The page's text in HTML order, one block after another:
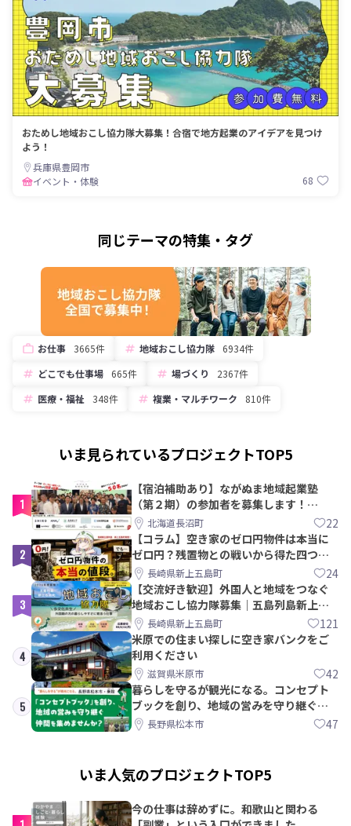
おためし地域おこし協力隊大募集！合宿で地方起業のアイデアを見つけ
よう！
兵庫県豊岡市
イベント・体験
68
同じテーマの特集・タグ
お仕事 3665件 地域おこし協力隊
6934件
どこでも仕事場
665件 場づくり
2367件
医療・福祉
348件 複業・マルチワーク 810件
いま見られているプロジェクトTOP5
1
【宿泊補助あり】ながぬま地域起業塾
（第２期）の参加者を募集します！
【8/21〆】
北海道長沼町 22
2
【コラム】空き家のゼロ円物件は本当に
ゼロ円？残置物との戦いから得た四つの
教訓｜新上五島町
長崎県新上五島町 24
3
【交流好き歓迎】外国人と地域をつなぐ
地域おこし協力隊募集｜五島列島新上五
島町長崎県新上五島町 121
4
米原での住まい探しに空き家バンクをご
利用ください
滋賀県米原市 42
5
暮らしを守るが観光になる。コンセプト
ブックを創り、地域の営みを守り継ぐ仲
間を集めませんか？
長野県松本市 47
いま人気のプロジェクトTOP5
今の仕事は辞めずに。和歌山と関わる